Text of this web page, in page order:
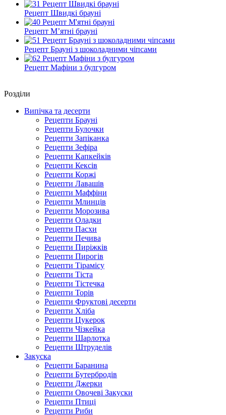
Рецепт Швидкі брауні
Рецепт М’ятні брауні
Рецепт Брауні з шоколадними чіпсами
Рецепт Мафіни з булгуром
Роздiли
Випічка та десерти
Рецепти Брауні
Рецепти Булочки
Рецепти Запіканка
Рецепти Зефіра
Рецепти Капкейків
Рецепти Кексів
Рецепти Коржі
Рецепти Лавашів
Рецепти Маффіни
Рецепти Млинців
Рецепти Морозива
Рецепти Оладки
Рецепти Пасхи
Рецепти Печива
Рецепти Пиріжків
Рецепти Пирогів
Рецепти Тірамісу
Рецепти Тіста
Рецепти Тістечка
Рецепти Торів
Рецепти Фруктові десерти
Рецепти Хліба
Рецепти Цукерок
Рецепти Чізкейка
Рецепти Шарлотка
Рецепти Штруделів
Закуска
Рецепти Баранина
Рецепти Бутербродів
Рецепти Джерки
Рецепти Овочеві Закуски
Рецепти Птиці
Рецепти Риби